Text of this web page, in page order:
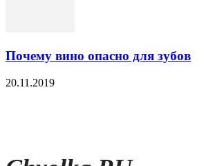
Почему вино опасно для зубов
20.11.2019